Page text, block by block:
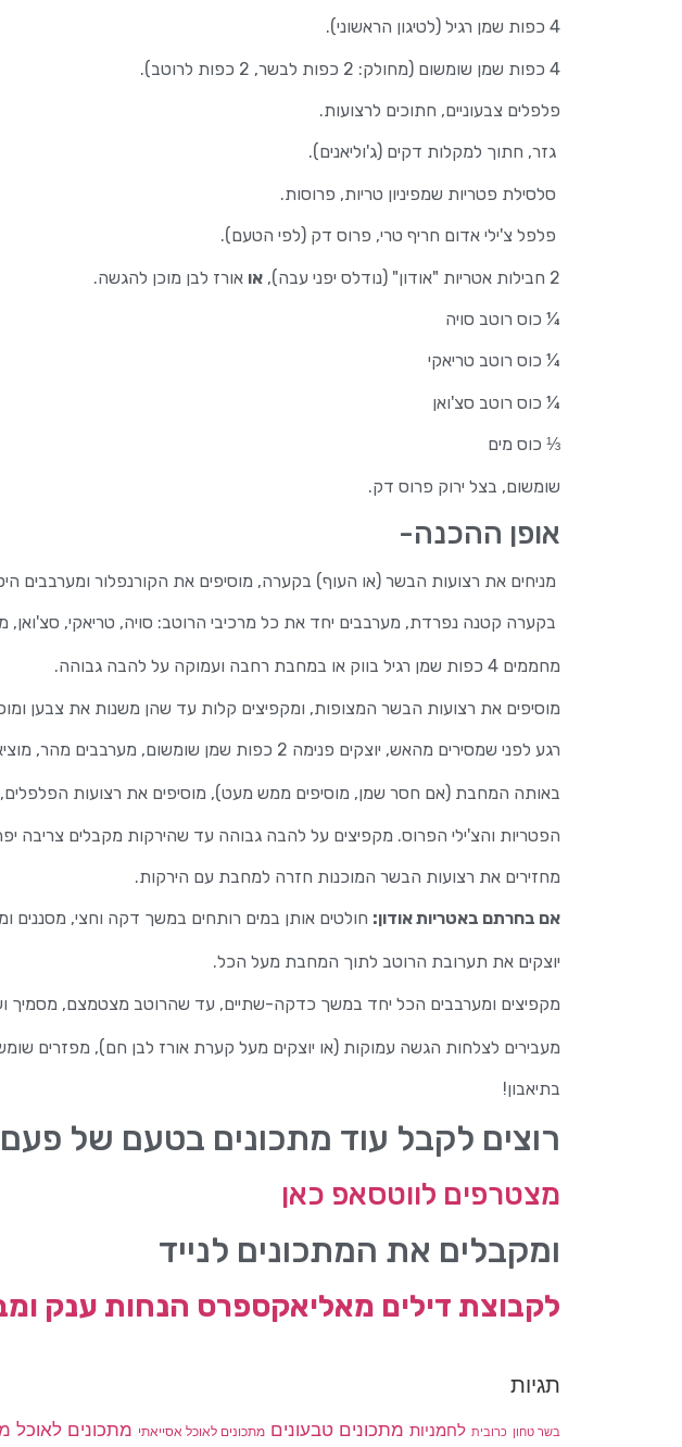
4 כפות שמן רגיל (לטיגון הראשוני).
4 כפות שמן שומשום (מחולק: 2 כפות לבשר, 2 כפות לרוטב).
פלפלים צבעוניים, חתוכים לרצועות.
גזר, חתוך למקלות דקים (ג'וליאנים).
סלסילת פטריות שמפיניון טריות, פרוסות.
פלפל צ'ילי אדום חריף טרי, פרוס דק (לפי הטעם).
2 חבילות אטריות "אודון" (נודלס יפני עבה), או אורז לבן מוכן להגשה.
¼ כוס רוטב סויה
¼ כוס רוטב טריאקי
¼ כוס רוטב סצ'ואן
⅓ כוס מים
שומשום, בצל ירוק פרוס דק.
אופן ההכנה-
מניחים את רצועות הבשר (או העוף) בקערה, מוסיפים את הקורנפלור ומערבבים
בקערה קטנה נפרדת, מערבבים יחד את כל מרכיבי הרוטב: סויה, טריאקי, סצ'ואן, מים ו-2 כפות שמן
מחממים 4 כפות שמן רגיל בווק או במחבת רחבה ועמוקה על להבה גבוהה.
מוסיפים את רצועות הבשר המצופות, ומקפיצים קלות עד שהן משנות את צבען
רגע לפני שמסירים מהאש, יוצקים פנימה 2 כפות שמן שומשום, מערבבים מהר, מוציאים את הבשר לצלחת בצד ושומרים עליו חם.
באותה המחבת (אם חסר שמן, מוסיפים ממש מעט), מוסיפים את רצועות
הפטריות והצ'ילי הפרוס. מקפיצים על להבה גבוהה עד שהירקות מקבלים צריבה
מחזירים את רצועות הבשר המוכנות חזרה למחבת עם הירקות.
אם בחרתם באטריות אודון: חולטים אותן במים רותחים במשך דקה וחצי, מסננים
יוצקים את תערובת הרוטב לתוך המחבת מעל הכל.
מקפיצים ומערבבים הכל יחד במשך כדקה-שתיים, עד שהרוטב מצטמצם, מסמיך
מעבירים לצלחות הגשה עמוקות (או יוצקים מעל קערת אורז לבן חם), מפזרים
בתיאבון!
רוצים לקבל עוד מתכונים בטעם של
מצטרפים לווטסאפ כאן
ומקבלים את המתכונים לנייד
לקבוצת דילים מאליאקספרס הנחות ענק
תגיות
בשר טחון כרובית לחמניות מתכונים טבעונים מתכונים לאוכל אסייאתי מתכונים לאוכל